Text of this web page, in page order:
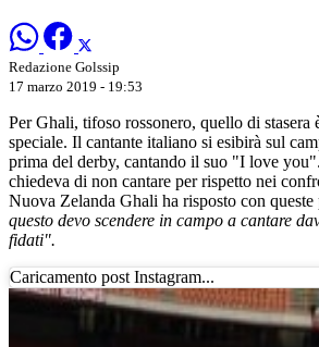
Redazione Golssip
17 marzo 2019 - 19:53
Per Ghali, tifoso rossonero, quello di stasera
speciale. Il cantante italiano si esibirà sul
prima del derby, cantando il suo "I love
chiedeva di non cantare per rispetto nei
Nuova Zelanda Ghali ha risposto con queste
questo devo scendere in campo a cantare
fidati".
Caricamento post Instagram...